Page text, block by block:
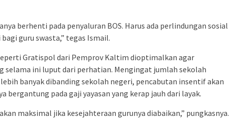
berhenti pada penyaluran BOS. Harus ada perlindungan sosial
guru swasta,” tegas Ismail.
Gratispol dari Pemprov Kaltim dioptimalkan agar
selama ini luput dari perhatian. Mengingat jumlah sekolah
banyak dibanding sekolah negeri, pencabutan insentif akan
bergantung pada gaji yayasan yang kerap jauh dari layak.
maksimal jika kesejahteraan gurunya diabaikan,” pungkasnya.